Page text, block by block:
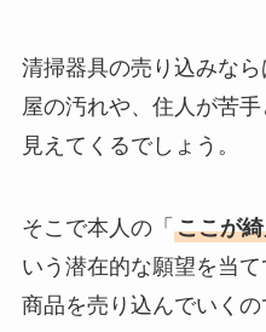
清掃器具の売り込みな
屋の汚れや、住人が苦
見えてくるでしょう。
そこで本人の「 ここが
いう潜在的な願望を当
商品を売り込んでいくの